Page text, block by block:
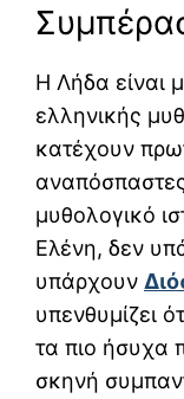
Η Λήδα είναι
ελληνικής
κατέχουν
μυθολογικό
Ελένη, δεν
υπάρχουν
υπενθυμίζει
τα πιο ήσυχα
σκηνή